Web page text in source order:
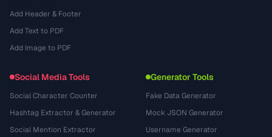
Add Header & Footer
Add Text to PDF
Add Image to PDF
Social Media Tools
Social Character Counter
Hashtag Extractor & Generator
Social Mention Extractor
Generator Tools
Fake Data Generator
Mock JSON Generator
Username Generator